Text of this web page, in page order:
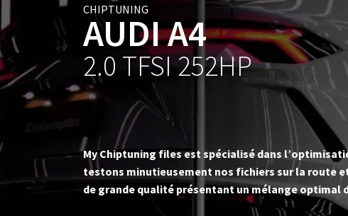
CHIPTUNING
AUDI A4
2.0 TFSI 252HP
My Chiptuning files est spécialisé dans
testons minutieusement nos fichiers sur la route
de grande qualité présentant un mélange optimal